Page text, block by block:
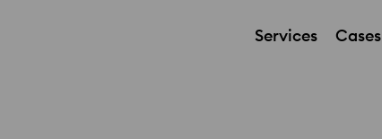
Services Cases